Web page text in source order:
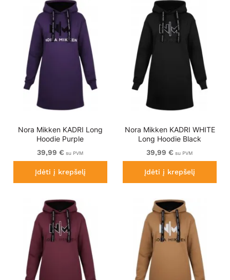
Nora Mikken KADRI Long
Hoodie Purple
39,99 € su PVM
Įdėti į krepšelį
Nora Mikken KADRI WHITE
Long Hoodie Black
39,99 € su PVM
Įdėti į krepšelį